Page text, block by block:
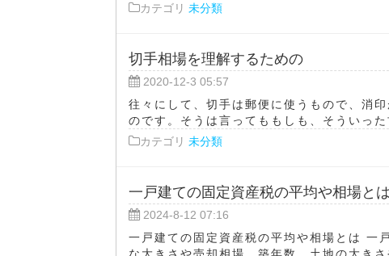
カテゴリ 未分類
切手相場を理解するための
2020-12-3 05:57
往々にして、切手は郵便に使うもので、消
のです。そうは言ってももしも、そういっ
カテゴリ 未分類
一戸建ての固定資産税の平均や相場とは
2024-8-12 07:16
一戸建ての固定資産税の平均や相場とは 一
な大きさや売却相場、築年数、土地の大き